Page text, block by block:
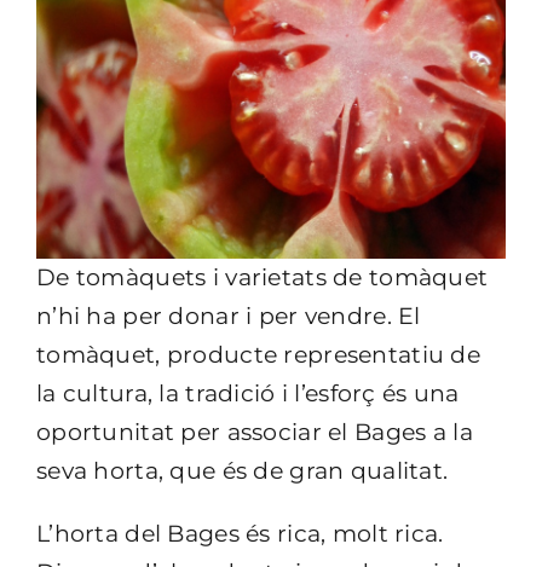
De tomàquets i varietats de tomàquet
n’hi ha per donar i per vendre. El
tomàquet, producte representatiu de
la cultura, la tradició i l’esforç és una
oportunitat per associar el Bages a la
seva horta, que és de gran qualitat.
L’horta del Bages és rica, molt rica.